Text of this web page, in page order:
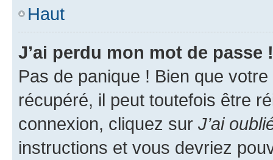
Haut
J’ai perdu mon mot de passe !
Pas de panique ! Bien que
récupéré, il peut toutefois être
connexion, cliquez sur J’ai
instructions et vous devriez